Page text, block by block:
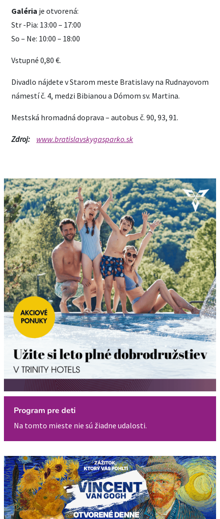
Galéria je otvorená:
Str -Pia: 13:00 – 17:00
So – Ne: 10:00 – 18:00
Vstupné 0,80 €.
Divadlo nájdete v Starom meste Bratislavy na Rudnayovom
námestí č. 4, medzi Bibianou a Dómom sv. Martina.
Mestská hromadná doprava – autobus č. 90, 93, 91.
Zdroj: www.bratislavskygasparko.sk
Program pre deti
Na tomto mieste nie sú žiadne udalosti.